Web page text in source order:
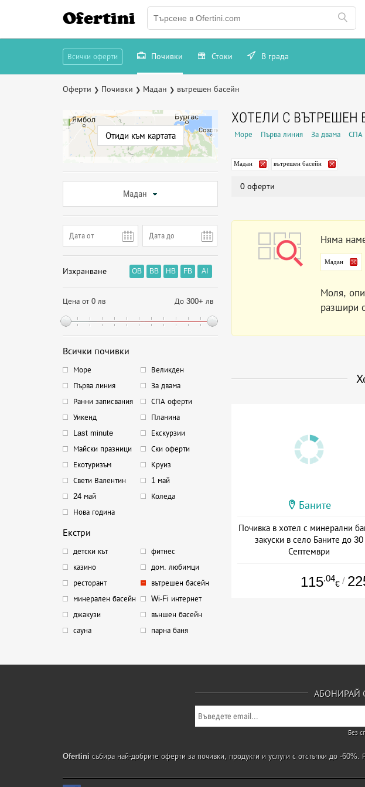
Ofertini
Всички оферти Почивки Стоки В града
Оферти ❯ Почивки ❯ Мадан ❯ вътрешен басейн
Отиди към картата
Мадан
Изхранване OB BB HB FB AI
Цена от 0 лв До 300+ лв
Всички почивки
Море
Великден
Първа линия
За двама
Ранни записвания
СПА оферти
Уикенд
Планина
Last minute
Екскурзии
Майски празници
Ски оферти
Екотуризъм
Круиз
Свети Валентин
1 май
24 май
Коледа
Нова година
Екстри
детски кът
фитнес
казино
дом. любимци
ресторант
вътрешен басейн
минерален басейн
Wi-Fi интернет
джакузи
външен басейн
сауна
парна баня
ХОТЕЛИ С ВЪТРЕШЕН
Море Първа линия За двама СПА
Мадан вътрешен басейн
0 оферти
Няма
Мадан
Моля,
разшири
Баните
Почивка в хотел с минерални
закуски в село Баните до 30
Септември
115.04
€ /
АБОНИРАЙ
Без
Ofertini събира най-добрите оферти за почивки, продукти и услуги с отстъпки до -